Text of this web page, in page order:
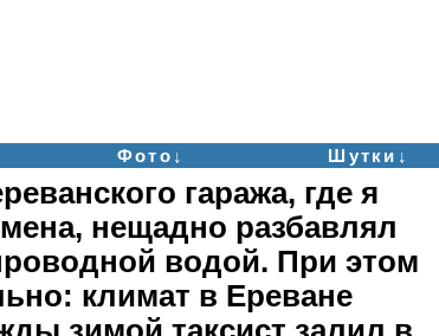
Фото↓ Шутки↓
гаража, где я
нещадно разбавлял
водой. При этом
климат в Ереване